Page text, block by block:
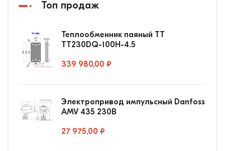
Топ продаж
Теплообменник паяный ТТ
ТТ230DQ-100Н-4.5
339 980,00 ₽
Электропривод импульсный Danfoss
AMV 435 230В
27 975,00 ₽